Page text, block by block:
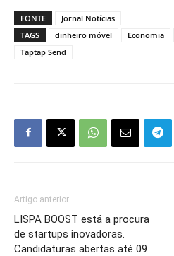
FONTE
Jornal Notícias
TAGS
dinheiro móvel Economia
Taptap Send
Artigo anterior
LISPA BOOST está a procura
de startups inovadoras.
Candidaturas abertas até 09